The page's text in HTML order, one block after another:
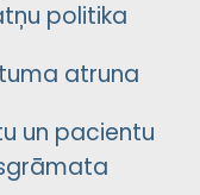
politika
atruna
un pacientu